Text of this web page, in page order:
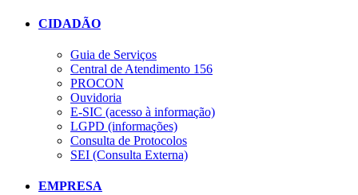
CIDADÃO
Guia de Serviços
Central de Atendimento 156
PROCON
Ouvidoria
E-SIC (acesso à informação)
LGPD (informações)
Consulta de Protocolos
SEI (Consulta Externa)
EMPRESA